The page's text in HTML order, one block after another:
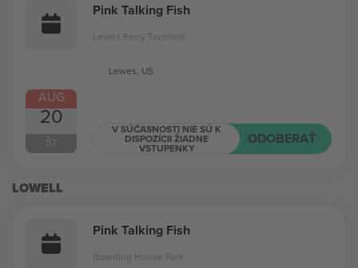
AUG
20
ŠT
Pink Talking Fish
Lewes Ferry Terminal
Lewes, US
V SÚČASNOSTI NIE SÚ K
DISPOZÍCII ŽIADNE
VSTUPENKY
ODOBERAŤ
LOWELL
Pink Talking Fish
Boarding House Park